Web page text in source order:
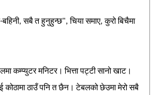
सबै त हुनुहुन्छ", चिया समाए, कुरो बिचैमा
कम्प्युटर मनिटर। भित्ता पट्टी सानो खाट।
कोठामा ठाउँ पनि त छैन। टेबलको छेउमा मेरो सबै